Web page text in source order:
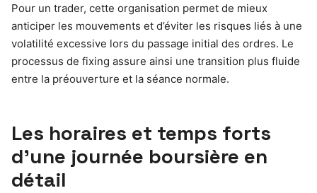
Pour un trader, cette organisation permet de mieux
anticiper les mouvements et d’éviter les risques liés à une
volatilité excessive lors du passage initial des ordres. Le
processus de fixing assure ainsi une transition plus fluide
entre la préouverture et la séance normale.
Les horaires et temps forts
d’une journée boursière en
détail